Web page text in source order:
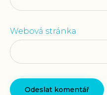
Webová stránka